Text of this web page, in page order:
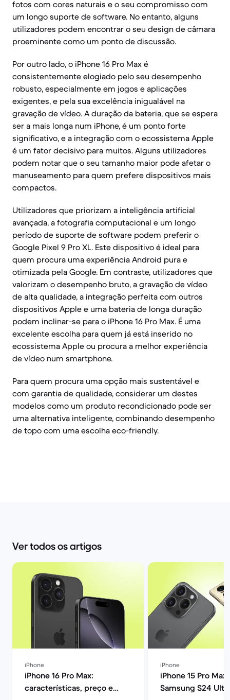
fotos com cores naturais e o seu compromisso com
um longo suporte de software. No entanto, alguns
utilizadores podem encontrar o seu design de câmara
proeminente como um ponto de discussão.
Por outro lado, o iPhone 16 Pro Max é
consistentemente elogiado pelo seu desempenho
robusto, especialmente em jogos e aplicações
exigentes, e pela sua excelência inigualável na
gravação de vídeo. A duração da bateria, que se espera
ser a mais longa num iPhone, é um ponto forte
significativo, e a integração com o ecossistema Apple
é um fator decisivo para muitos. Alguns utilizadores
podem notar que o seu tamanho maior pode afetar o
manuseamento para quem prefere dispositivos mais
compactos.
Utilizadores que priorizam a inteligência artificial
avançada, a fotografia computacional e um longo
período de suporte de software podem preferir o
Google Pixel 9 Pro XL. Este dispositivo é ideal para
quem procura uma experiência Android pura e
otimizada pela Google. Em contraste, utilizadores que
valorizam o desempenho bruto, a gravação de vídeo
de alta qualidade, a integração perfeita com outros
dispositivos Apple e uma bateria de longa duração
podem inclinar-se para o iPhone 16 Pro Max. É uma
excelente escolha para quem já está inserido no
ecossistema Apple ou procura a melhor experiência
de vídeo num smartphone.
Para quem procura uma opção mais sustentável e
com garantia de qualidade, considerar um destes
modelos como um produto recondicionado pode ser
uma alternativa inteligente, combinando desempenho
de topo com uma escolha eco-friendly.
Ver todos os artigos
iPhone
iPhone 16 Pro Max:
características, preço e
iPhone
iPhone 15 Pro Max
Samsung S24